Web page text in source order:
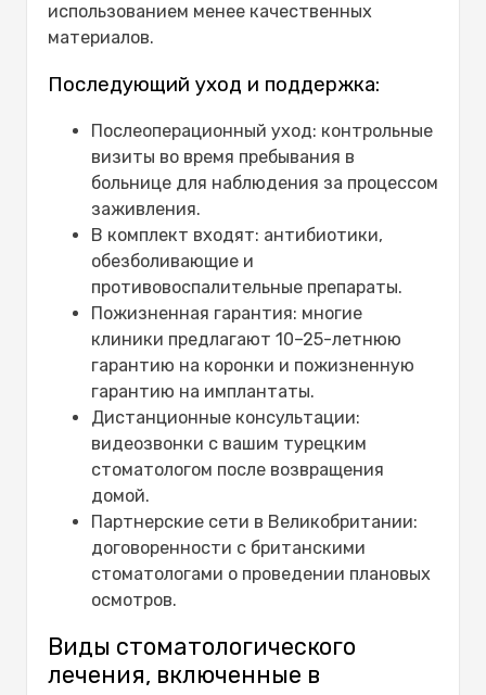
использованием менее качественных
материалов.
Последующий уход и поддержка:
Послеоперационный уход: контрольные
визиты во время пребывания в
больнице для наблюдения за процессом
заживления.
В комплект входят: антибиотики,
обезболивающие и
противовоспалительные препараты.
Пожизненная гарантия: многие
клиники предлагают 10–25-летнюю
гарантию на коронки и пожизненную
гарантию на имплантаты.
Дистанционные консультации:
видеозвонки с вашим турецким
стоматологом после возвращения
домой.
Партнерские сети в Великобритании:
договоренности с британскими
стоматологами о проведении плановых
осмотров.
Виды стоматологического
лечения, включенные в